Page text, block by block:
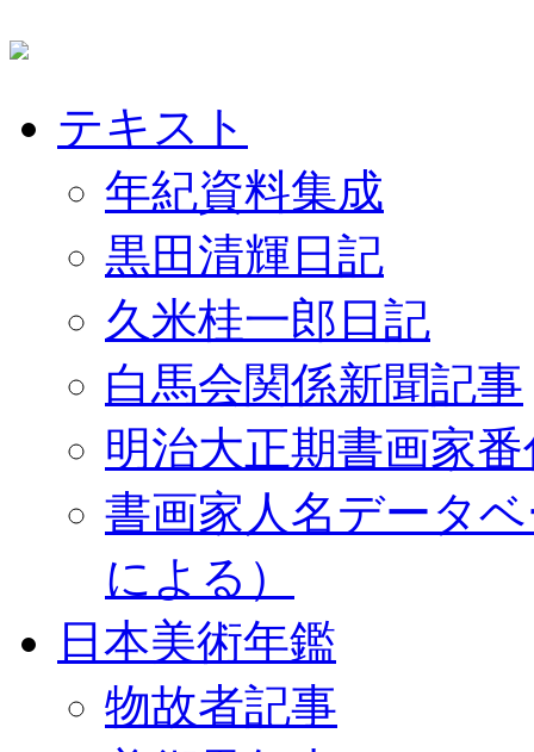
テキスト
年紀資料集成
黒田清輝日記
久米桂一郎日記
白馬会関係新聞記事
明治大正期書画家
書画家人名データ
による）
日本美術年鑑
物故者記事